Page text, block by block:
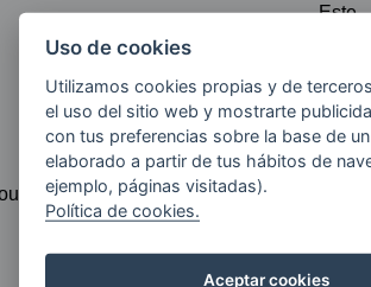
IDE
Este
Uso de cookies
Utilizamos cookies propias y de
el uso del sitio web y mostrarte
con tus preferencias sobre la base de
elaborado a partir de tus hábitos de
ejemplo, páginas visitadas).
Política de cookies.
Aceptar cookies